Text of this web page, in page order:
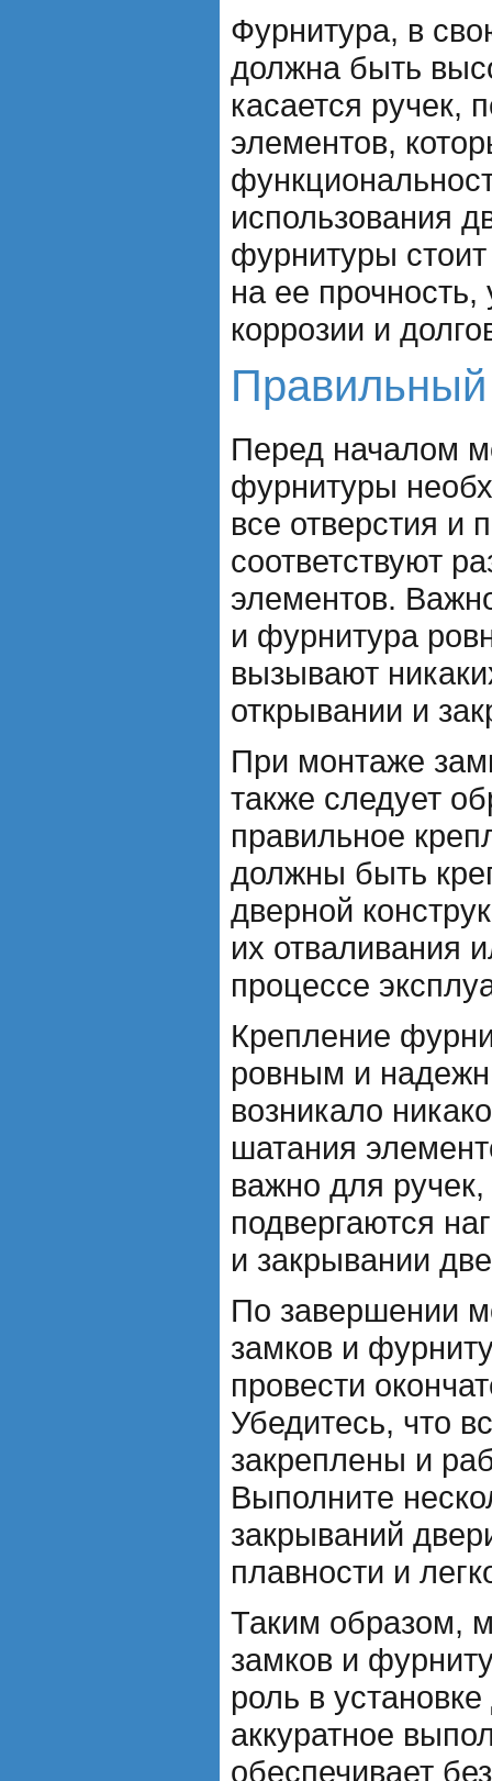
Фурнитура, в
должна быть
касается ручек,
элементов,
использования
фурнитуры
на ее прочность,
коррозии и
Перед началом
фурнитуры
все отверстия и
соответствуют
элементов.
и фурнитура
вызывают
открывании и
При монтаже
также следует
правильное
должны быть
дверной
их отваливания
процессе
Крепление
ровным и
возникало
шатания
важно для
подвергаются
и закрывании
По завершении
замков и
провести
Убедитесь, что
закреплены и
Выполните
закрываний
плавности и
Таким образом,
замков и
роль в
аккуратное
обеспечивает